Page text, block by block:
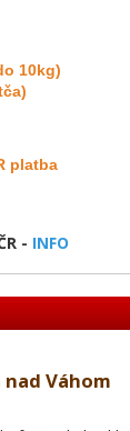
10kg)
platba
- INFO
Váhom